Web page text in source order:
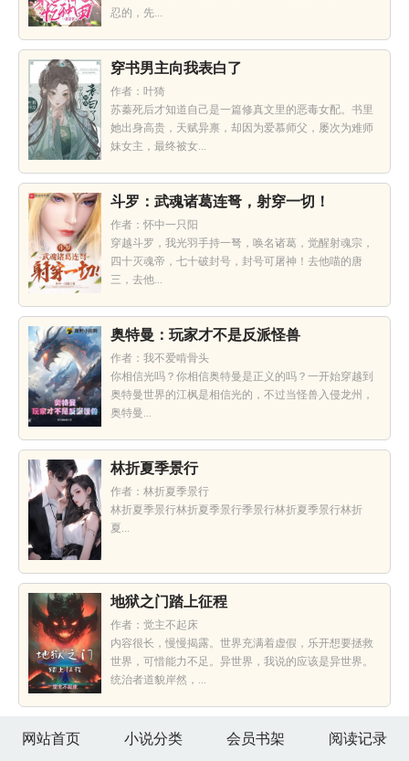
忍的，先...
穿书男主向我表白了
作者：叶猗
苏蓁死后才知道自己是一篇修真文里的恶毒女配。书里
她出身高贵，天赋异禀，却因为爱慕师父，屡次为难师
妹女主，最终被女...
斗罗：武魂诸葛连弩，射穿一切！
作者：怀中一只阳
穿越斗罗，我光羽手持一弩，唤名诸葛，觉醒射魂宗，
四十灭魂帝，七十破封号，封号可屠神！去他喵的唐
三，去他...
奥特曼：玩家才不是反派怪兽
作者：我不爱啃骨头
你相信光吗？你相信奥特曼是正义的吗？一开始穿越到
奥特曼世界的江枫是相信光的，不过当怪兽入侵龙州，
奥特曼...
林折夏季景行
作者：林折夏季景行
林折夏季景行林折夏季景行季景行林折夏季景行林折
夏...
地狱之门踏上征程
作者：觉主不起床
内容很长，慢慢揭露。世界充满着虚假，乐开想要拯救
世界，可惜能力不足。异世界，我说的应该是异世界。
统治者道貌岸然，...
网站首页 小说分类 会员书架 阅读记录